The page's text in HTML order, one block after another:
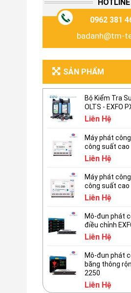
HOTLINE
0962 381
badanh@tm-
SẢN PHẨM
Bộ Kiểm Tra
OLTS - EXFO
Liên Hệ
Máy phát
công suất cao
Liên Hệ
Máy phát
công suất cao
Liên Hệ
Mô-đun phát
điều chỉnh
Liên Hệ
Mô-đun phát
băng thông
2250
Liên Hệ